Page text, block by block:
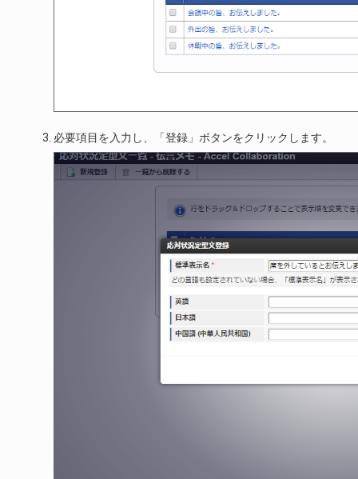
必要項目を入力し、「登録」ボタンをクリックします。